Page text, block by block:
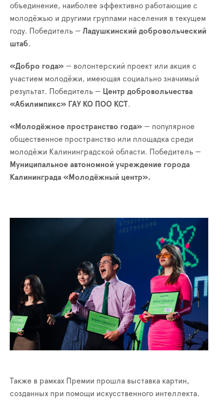
объединение, наиболее эффективно работающие с
молодёжью и другими группами населения в текущем
году. Победитель — Ладушкинский добровольческий
штаб.
«Добро года» — волонтерский проект или акция с
участием молодёжи, имеющая социально значимый
результат. Победитель — Центр добровольчества
«Абилимпикс» ГАУ КО ПОО КСТ.
«Молодёжное пространство года» — популярное
общественное пространство или площадка среди
молодёжи Калининградской области. Победитель —
Муниципальное автономной учреждение города
Калининграда «Молодёжный центр».
Также в рамках Премии прошла выставка картин,
созданных при помощи искусственного интеллекта.